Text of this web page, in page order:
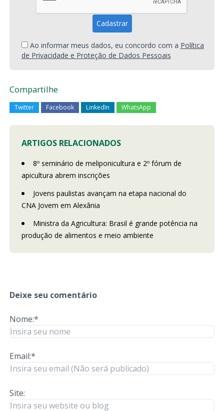
Ao informar meus dados, eu concordo com a Política
de Privacidade e Proteção de Dados Pessoais
Compartilhe
Twitter Facebook LinkedIn WhatsApp
ARTIGOS RELACIONADOS
8º seminário de meliponicultura e 2º fórum de
apicultura abrem inscrições
Jovens paulistas avançam na etapa nacional do
CNA Jovem em Alexânia
Ministra da Agricultura: Brasil é grande potência na
produção de alimentos e meio ambiente
Deixe seu comentário
Nome:*
Email:*
Site: